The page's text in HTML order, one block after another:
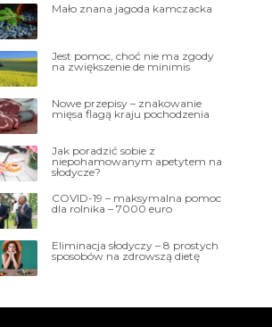
Mało znana jagoda kamczacka
Jest pomoc, choć nie ma zgody
na zwiększenie de minimis
Nowe przepisy – znakowanie
mięsa flagą kraju pochodzenia
Jak poradzić sobie z
niepohamowanym apetytem na
słodycze?
COVID-19 – maksymalna pomoc
dla rolnika – 7000 euro
Eliminacja słodyczy – 8 prostych
sposobów na zdrowszą dietę